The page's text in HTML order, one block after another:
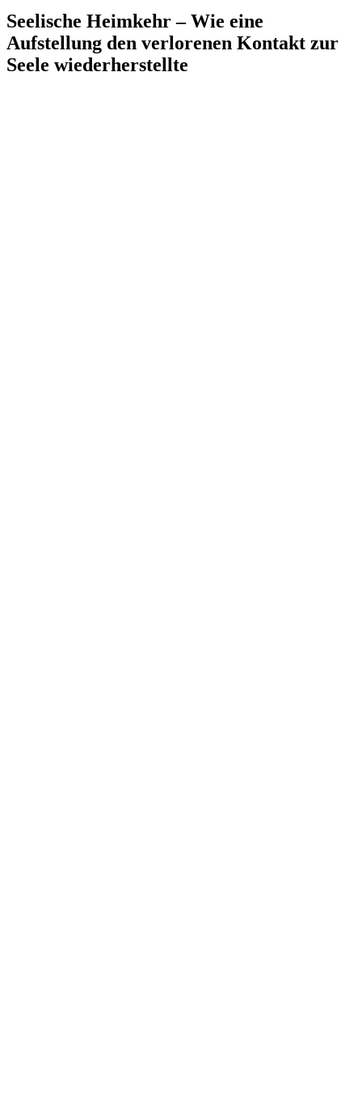
Seelische Heimkehr – Wie eine
Aufstellung den verlorenen Kontakt zur
Seele wiederherstellte